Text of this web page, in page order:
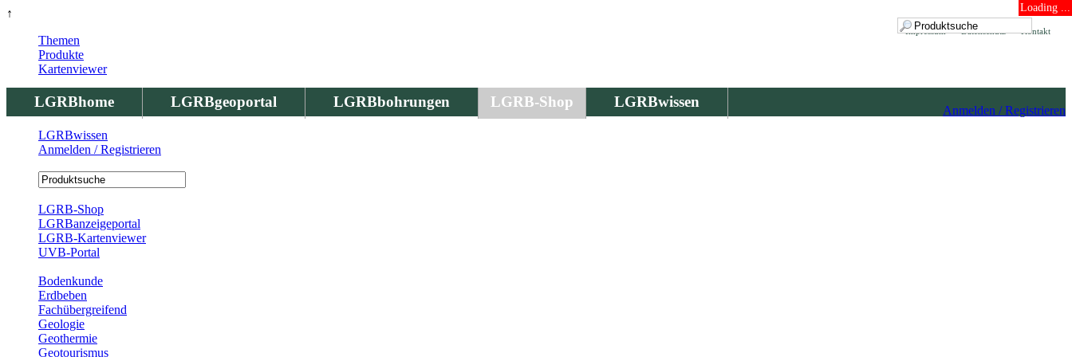
↑ Loading ...
Kontakt
Datenschutz
Impressum
LGRBhome LGRBgeoportal LGRBbohrungen LGRB-Shop LGRBwissen
Anmelden / Registrieren
Themen
Produkte
Kartenviewer
LGRBwissen
Anmelden / Registrieren
LGRB-Shop
LGRBanzeigeportal
LGRB-Kartenviewer
UVB-Portal
Bodenkunde
Erdbeben
Fachübergreifend
Geologie
Geothermie
Geotourismus